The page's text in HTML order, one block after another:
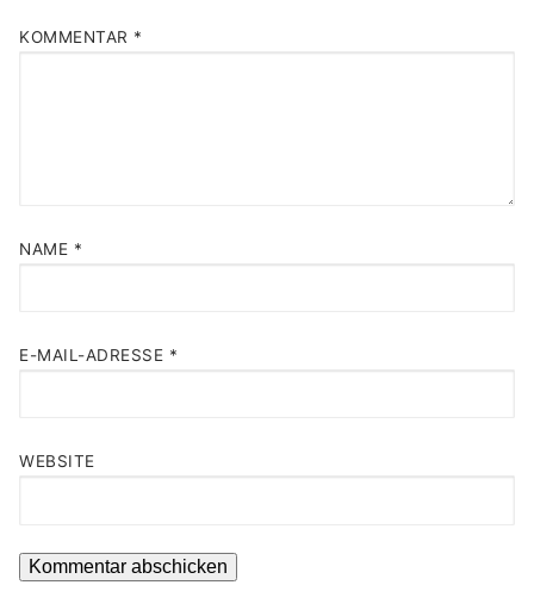
KOMMENTAR *
NAME *
E-MAIL-ADRESSE *
WEBSITE